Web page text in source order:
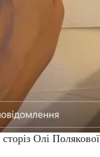
сторіз Олі Полякової